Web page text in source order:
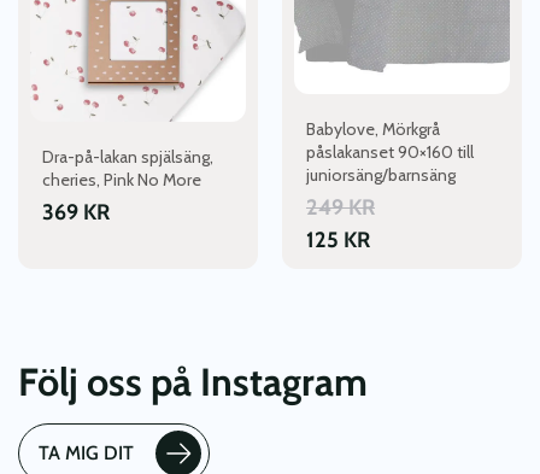
Dra-på-lakan spjälsäng,
cheries, Pink No More
369 KR
Babylove, Mörkgrå
påslakanset 90×160 till
juniorsäng/barnsäng
249KR
125 KR
Följ oss på Instagram
TA MIG DIT